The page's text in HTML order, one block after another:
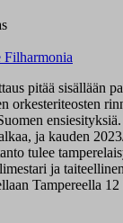
Filharmonia
pitää sisällään
orkesteriteosten
ja kauden
tulee
ja
Tampereella